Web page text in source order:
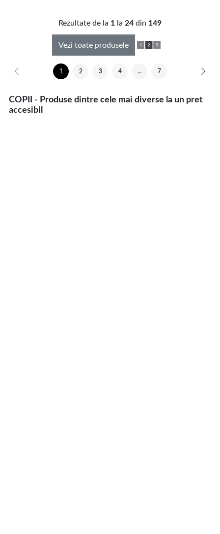
Rezultate de la 1 la 24 din 149
Vezi toate produsele
1 2 3 4 ... 7
COPII - Produse dintre cele mai diverse la un pret
accesibil